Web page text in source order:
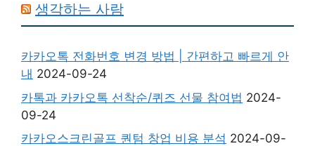
생각하는 사람
카카오톡 전화번호 변경 방법 | 간편하고 빠르게 안
내 2024-09-24
카톡과 카카오톡 선착순/퀴즈 선물 참여법 2024-
09-24
카카오스크린골프 퀀텀 창업 비용 분석 2024-09-